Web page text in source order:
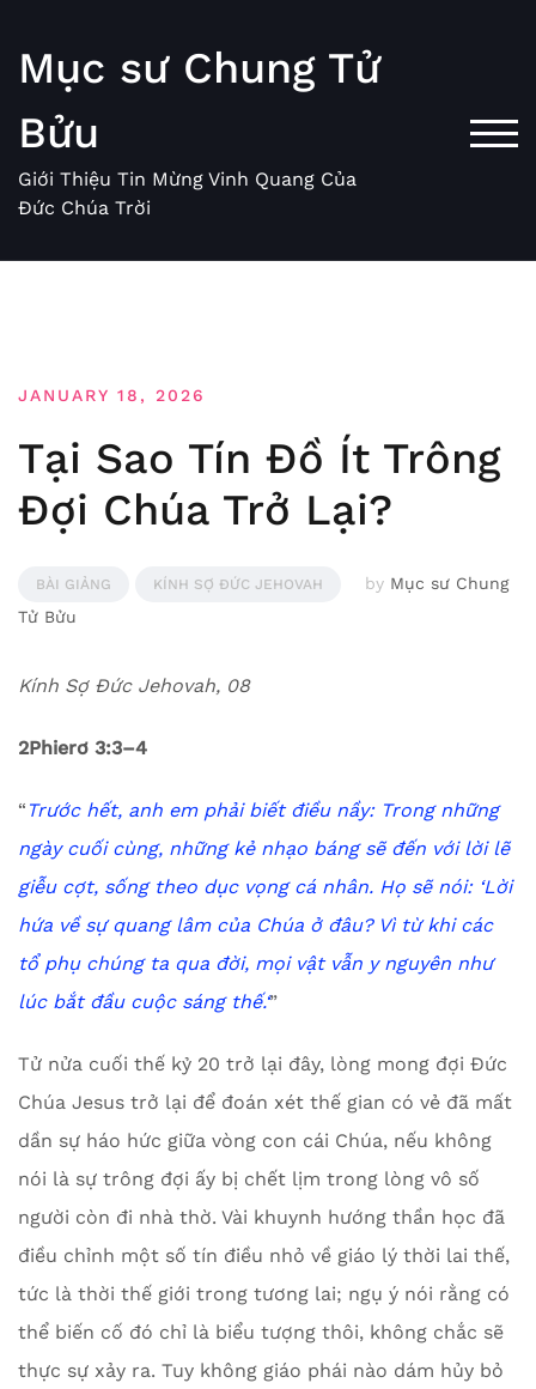
content
Mục sư Chung Tử
Bửu
Giới Thiệu Tin Mừng Vinh Quang Của
Đức Chúa Trời
JANUARY 18, 2026
Tại Sao Tín Đồ Ít Trông
Đợi Chúa Trở Lại?
BÀI GIẢNG KÍNH SỢ ĐỨC JEHOVAH by Mục sư Chung
Tử Bửu
Kính Sợ Đức Jehovah, 08
2Phierơ 3:3–4
“ Trước hết, anh em phải biết điều nầy: Trong những
ngày cuối cùng, những kẻ nhạo báng sẽ đến với lời lẽ
giễu cợt, sống theo dục vọng cá nhân. Họ sẽ nói: ‘Lời
hứa về sự quang lâm của Chúa ở đâu? Vì từ khi các
tổ phụ chúng ta qua đời, mọi vật vẫn y nguyên như
lúc bắt đầu cuộc sáng thế.‘”
Tử nửa cuối thế kỷ 20 trở lại đây, lòng mong đợi Đức
Chúa Jesus trở lại để đoán xét thế gian có vẻ đã mất
dần sự háo hức giữa vòng con cái Chúa, nếu không
nói là sự trông đợi ấy bị chết lịm trong lòng vô số
người còn đi nhà thờ. Vài khuynh hướng thần học đã
điều chỉnh một số tín điều nhỏ về giáo lý thời lai thế,
tức là thời thế giới trong tương lai; ngụ ý nói rằng có
thể biến cố đó chỉ là biểu tượng thôi, không chắc sẽ
thực sự xảy ra. Tuy không giáo phái nào dám hủy bỏ